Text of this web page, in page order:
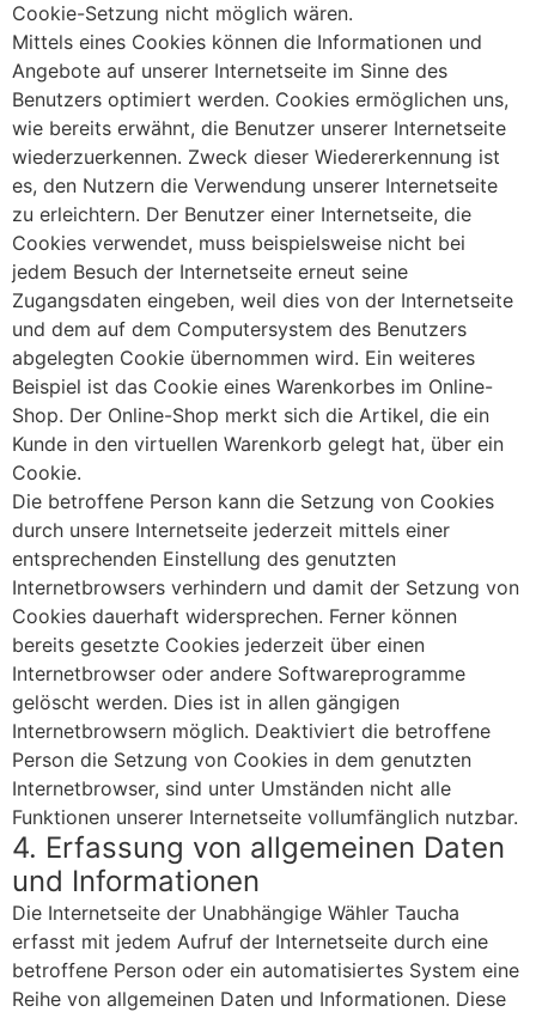
Cookie-Setzung nicht möglich wären.
Mittels eines Cookies können die Informationen und
Angebote auf unserer Internetseite im Sinne des
Benutzers optimiert werden. Cookies ermöglichen uns,
wie bereits erwähnt, die Benutzer unserer Internetseite
wiederzuerkennen. Zweck dieser Wiedererkennung ist
es, den Nutzern die Verwendung unserer Internetseite
zu erleichtern. Der Benutzer einer Internetseite, die
Cookies verwendet, muss beispielsweise nicht bei
jedem Besuch der Internetseite erneut seine
Zugangsdaten eingeben, weil dies von der Internetseite
und dem auf dem Computersystem des Benutzers
abgelegten Cookie übernommen wird. Ein weiteres
Beispiel ist das Cookie eines Warenkorbes im Online-
Shop. Der Online-Shop merkt sich die Artikel, die ein
Kunde in den virtuellen Warenkorb gelegt hat, über ein
Cookie.
Die betroffene Person kann die Setzung von Cookies
durch unsere Internetseite jederzeit mittels einer
entsprechenden Einstellung des genutzten
Internetbrowsers verhindern und damit der Setzung von
Cookies dauerhaft widersprechen. Ferner können
bereits gesetzte Cookies jederzeit über einen
Internetbrowser oder andere Softwareprogramme
gelöscht werden. Dies ist in allen gängigen
Internetbrowsern möglich. Deaktiviert die betroffene
Person die Setzung von Cookies in dem genutzten
Internetbrowser, sind unter Umständen nicht alle
Funktionen unserer Internetseite vollumfänglich nutzbar.
4. Erfassung von allgemeinen Daten
und Informationen
Die Internetseite der Unabhängige Wähler Taucha
erfasst mit jedem Aufruf der Internetseite durch eine
betroffene Person oder ein automatisiertes System eine
Reihe von allgemeinen Daten und Informationen. Diese